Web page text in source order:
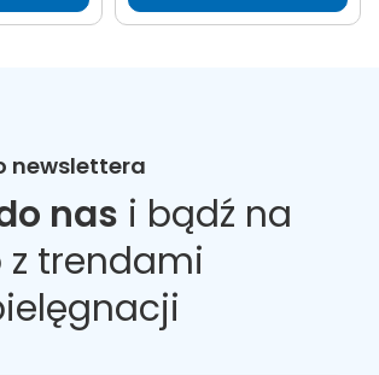
newslettera
nas i bądź na
z trendami